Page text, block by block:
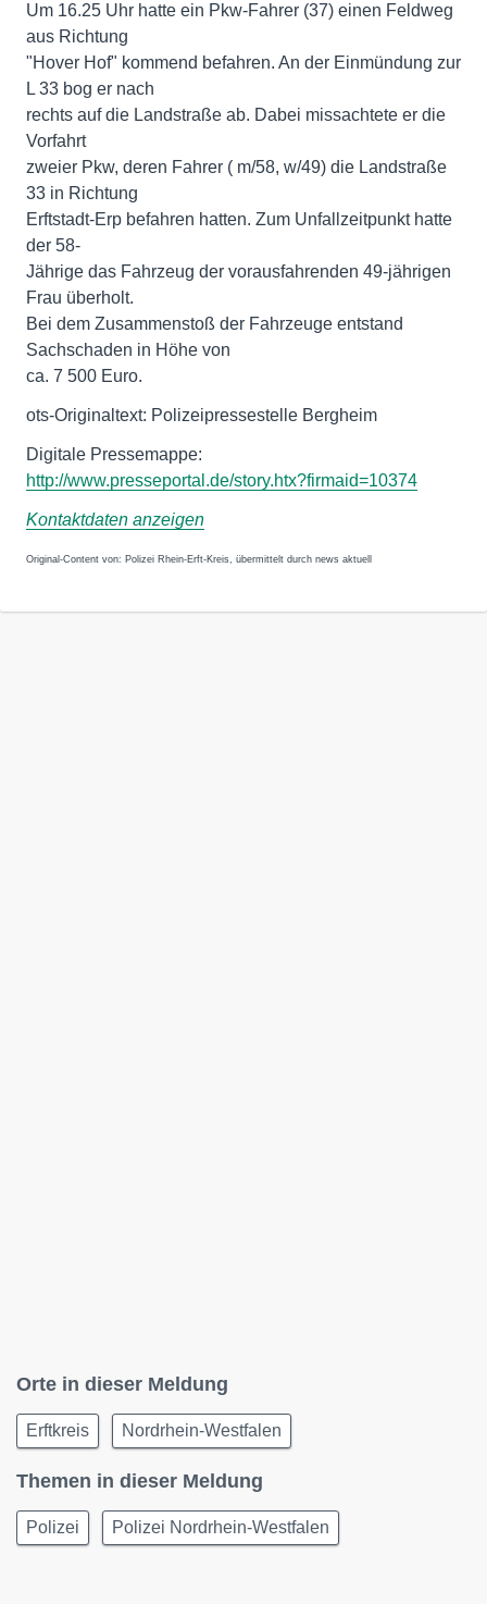
Um 16.25 Uhr hatte ein Pkw-Fahrer (37) einen Feldweg
aus Richtung
"Hover Hof" kommend befahren. An der Einmündung zur
L 33 bog er nach
rechts auf die Landstraße ab. Dabei missachtete er die
Vorfahrt
zweier Pkw, deren Fahrer ( m/58, w/49) die Landstraße
33 in Richtung
Erftstadt-Erp befahren hatten. Zum Unfallzeitpunkt hatte
der 58-
Jährige das Fahrzeug der vorausfahrenden 49-jährigen
Frau überholt.
Bei dem Zusammenstoß der Fahrzeuge entstand
Sachschaden in Höhe von
ca. 7 500 Euro.
ots-Originaltext: Polizeipressestelle Bergheim
http://www.presseportal.de/story.htx?firmaid=10374
Kontaktdaten anzeigen
Original-Content von: Polizei Rhein-Erft-Kreis, übermittelt durch news aktuell
Orte in dieser Meldung
Erftkreis Nordrhein-Westfalen
Themen in dieser Meldung
Polizei Polizei Nordrhein-Westfalen